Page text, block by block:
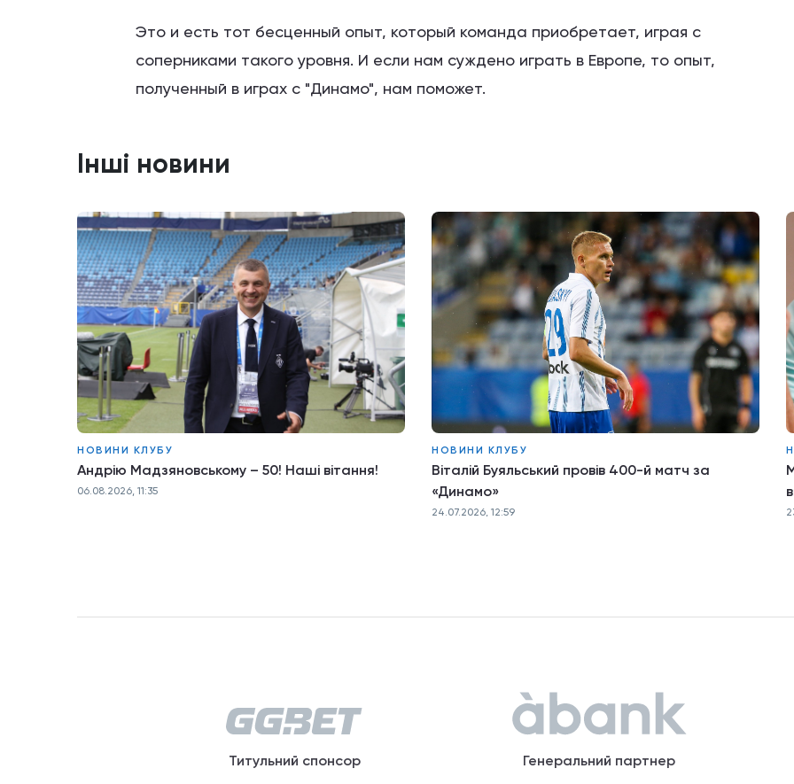
Это и есть тот бесценный опыт, который команда приобретает, играя с
соперниками такого уровня. И если нам суждено играть в Европе, то опыт,
полученный в играх с "Динамо", нам поможет.
Інші новини
НОВИНИ КЛУБУ
Андрію Мадзяновському – 50! Наші вітання!
06.08.2026, 11:35
НОВИНИ КЛУБУ
Віталій Буяльський провів 400-й матч за
«Динамо»
24.07.2026, 12:59
Титульний спонсор Генеральний партнер